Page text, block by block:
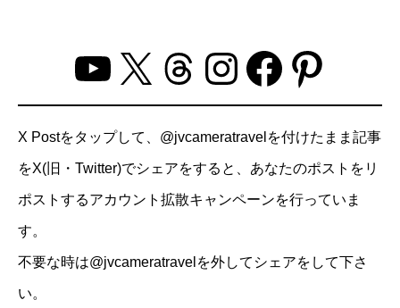
YouTube
X Threads
Instagram
X Postをタップして、@jvcameratravelを付けたまま記事
をX(旧・Twitter)でシェアをすると、あなたのポストをリ
ポストするアカウント拡散キャンペーンを行っていま
す。
不要な時は@jvcameratravelを外してシェアをして下さ
い。